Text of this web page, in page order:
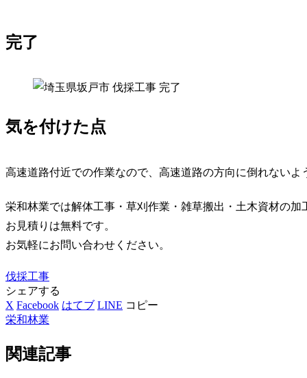
完了
気を付けた点
高速道路付近での作業なので、高速道路の方向に倒れない
栄和林業では解体工事・草刈作業・雑草搬出・土木資材の
お見積りは無料です。
お気軽にお問い合わせください。
伐採工事
シェアする
X Facebook はてブ LINE コピー
栄和林業
関連記事